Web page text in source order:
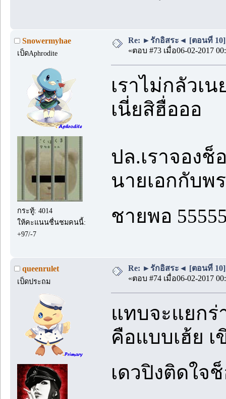
Snowermyhae
เป็ดAphrodite
กระทู้: 4014
ให้คะแนนชื่นชมคนนี้:
+97/-7
Re: ►รักอิสระ◄ [ตอนที่ 10]
«ตอบ #73 เมื่อ06-02-2017
เราไม่กลัวเ
เนี่ยสิฮื่อออ
ปล.เราจอง
นายเอกกับพ
ชายพอ
queenrulet
เป็ดประถม
Re: ►รักอิสระ◄ [ตอนที่ 10]
«ตอบ #74 เมื่อ06-02-2017
แทบจะแยกร่
คือแบบเฮ้ย
เดวปิงติดใจ